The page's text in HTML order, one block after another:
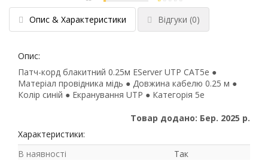
Опис & Характеристики Відгуки (0)
Опис:
Патч-корд блакитний 0.25м EServer UTP CAT5e ●
Матеріал провідника мідь ● Довжина кабелю 0.25 м ●
Колір синій ● Екранування UTP ● Категорія 5е
Товар додано: Бер. 2025 р.
Характеристики:
В наявності
Так